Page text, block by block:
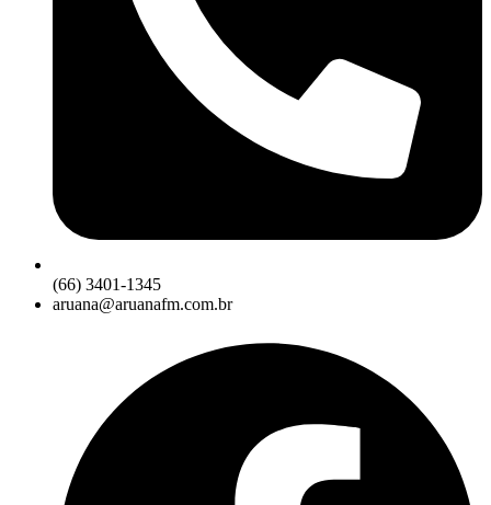
(66) 3401-1345
aruana@aruanafm.com.br